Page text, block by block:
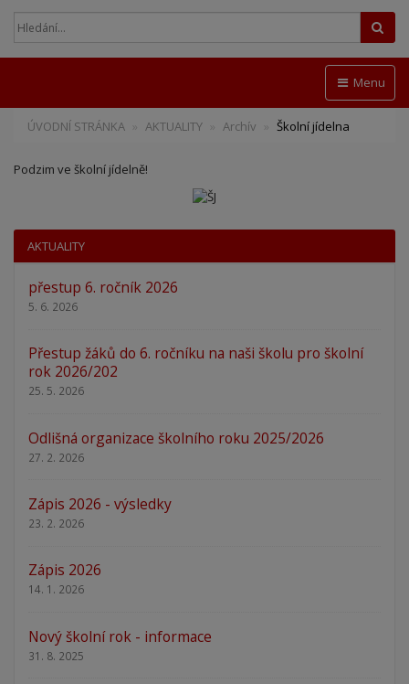
Menu
ÚVODNÍ STRÁNKA AKTUALITY Archív Školní jídelna
Podzim ve školní jídelně!
AKTUALITY
přestup 6. ročník 2026
5. 6. 2026
Přestup žáků do 6. ročníku na naši školu pro školní
rok 2026/202
25. 5. 2026
Odlišná organizace školního roku 2025/2026
27. 2. 2026
Zápis 2026 - výsledky
23. 2. 2026
Zápis 2026
14. 1. 2026
Nový školní rok - informace
31. 8. 2025